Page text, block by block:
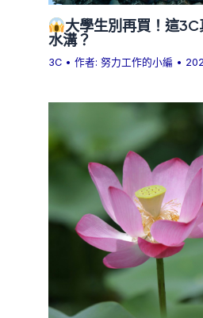
大學生別再買！這
水溝？
3C • 作者:努力工作的小編 •